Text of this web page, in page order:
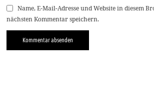
Name, E-Mail-Adresse und Website in diesem
nächsten Kommentar speichern.